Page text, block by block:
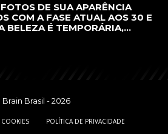
DE SUA APARÊNCIA
COM A FASE ATUAL AOS 30 E
BELEZA É TEMPORÁRIA,...
Brain Brasil - 2026
COOKIES POLÍTICA DE PRIVACIDADE